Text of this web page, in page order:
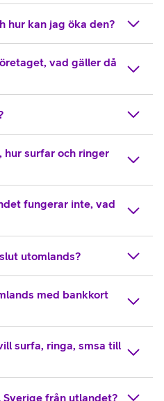
hur kan jag öka den?
vad gäller då
surfar och ringer
fungerar inte, vad
utomlands?
med bankkort
surfa, ringa, smsa till
från utlandet?